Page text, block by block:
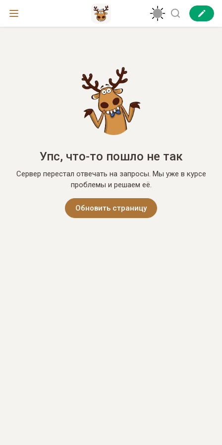
Упс, что-то пошло не так
Сервер перестал отвечать на запросы. Мы уже в курсе
проблемы и решаем её.
Обновить страницу